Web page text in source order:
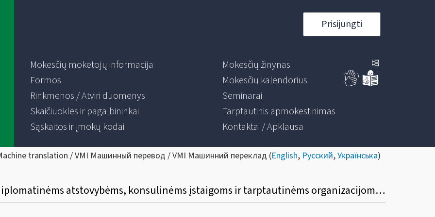
Prisijungti
Mokesčių mokėtojų informacija
Formos
Rinkmenos / Atviri duomenys
Skaičiuoklės ir pagalbininkai
Sąskaitos ir įmokų kodai
Mokesčių žinynas
Mokesčių kalendorius
Seminarai
Tarptautinis apmokestinimas
Kontaktai / Apklausa
translation / VMI Машинный перевод / VMI Машинний переклад (English, Русский,Українська)
Kokių pirktų prekių (paslaugų) PVM diplomatinėms atstovybėms, konsulinėms įstaigoms ir tarptautinėms organizacijoms ar jų atstovybėms negali būti grąžinamas?